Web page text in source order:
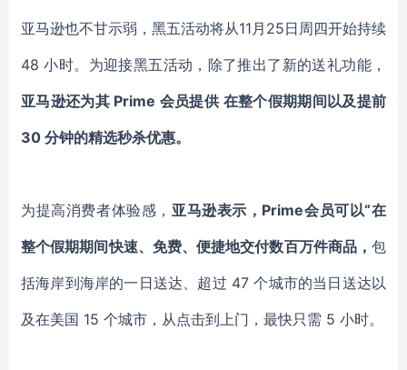
亚马逊也不甘示弱，黑五活动将从11月25日周四开始持续
48 小时。为迎接黑五活动，除了推出了新的送礼功能，
亚马逊还为其 Prime 会员提供 在整个假期期间以及提前
30 分钟的精选秒杀优惠。
为提高消费者体验感， 亚马逊表示，Prime会员可以“在
整个假期期间快速、免费、便捷地交付数百万件商品， 包
括海岸到海岸的一日送达、超过 47 个城市的当日送达以
及在美国 15 个城市，从点击到上门，最快只需 5 小时。